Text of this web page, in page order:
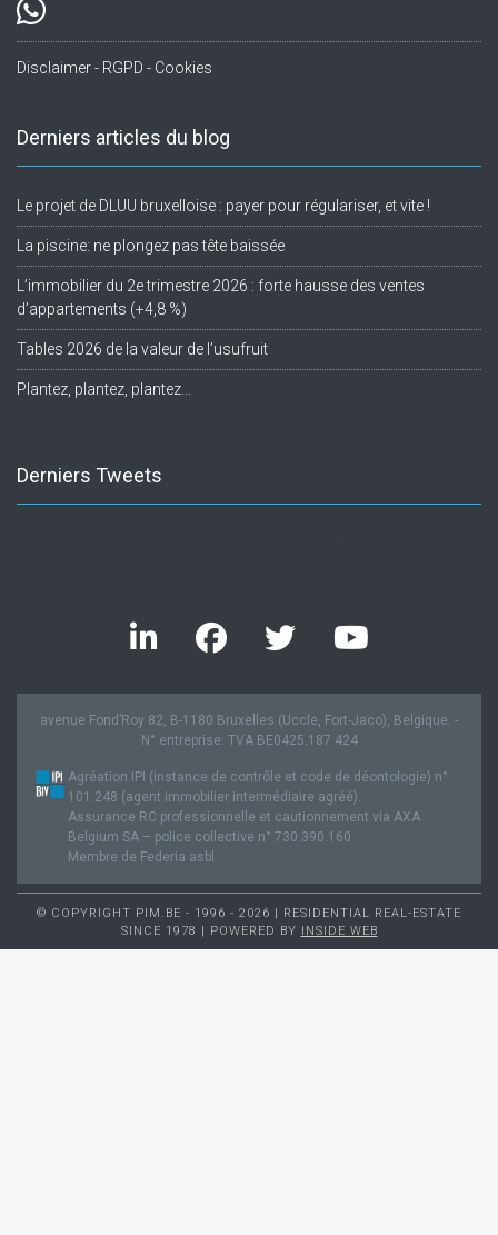
Disclaimer - RGPD - Cookies
Derniers articles du blog
Le projet de DLUU bruxelloise : payer pour régulariser, et vite !
La piscine: ne plongez pas tête baissée
L’immobilier du 2e trimestre 2026 : forte hausse des ventes
d’appartements (+4,8 %)
Tables 2026 de la valeur de l’usufruit
Plantez, plantez, plantez…
Derniers Tweets
avenue Fond’Roy 82, B-1180 Bruxelles (Uccle, Fort-Jaco), Belgique. -
N° entreprise: TVA BE0425.187.424
Agréation IPI (instance de contrôle et code de déontologie) n°
101.248 (agent immobilier intermédiaire agréé).
Assurance RC professionnelle et cautionnement via AXA
Belgium SA – police collective n° 730.390.160
Membre de Federia asbl
© COPYRIGHT PIM.BE - 1996 - 2026 | RESIDENTIAL REAL-ESTATE
SINCE 1978 | POWERED BY INSIDE WEB